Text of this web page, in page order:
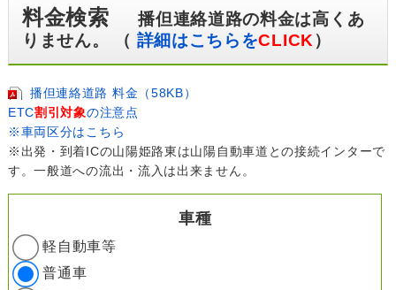
料金検索播但連絡道路の料金は高くあ
りません。 （ 詳細はこちらをCLICK ）
播但連絡道路 料金（58KB）
ETC割引対象の注意点
※車両区分はこちら
※出発・到着ICの山陽姫路東は山陽自動車道との接続インターで
す。一般道への流出・流入は出来ません。
車種
軽自動車等
普通車